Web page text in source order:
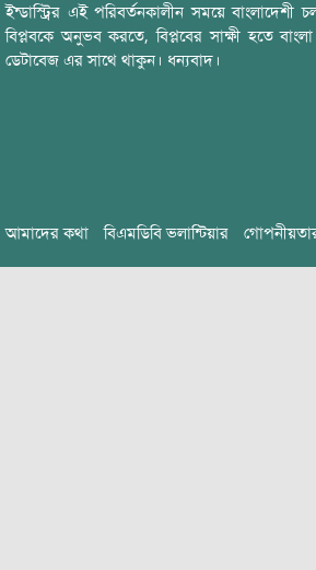
ইন্ডাস্ট্রির এই পরিবর্তনকালীন সময়ে বাংলাদেশী
বিপ্লবকে অনুভব করতে, বিপ্লবের সাক্ষী হতে
ডেটাবেজ এর সাথে থাকুন। ধন্যবাদ।
আমাদের কথা বিএমডিবি ভলান্টিয়ার